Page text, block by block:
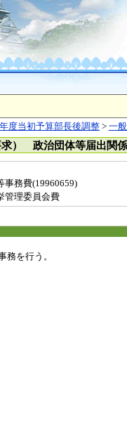
度当初予算部長後調整> 一
） 政治団体等届出関
事務費(19960659)
理委員会費
を行う。